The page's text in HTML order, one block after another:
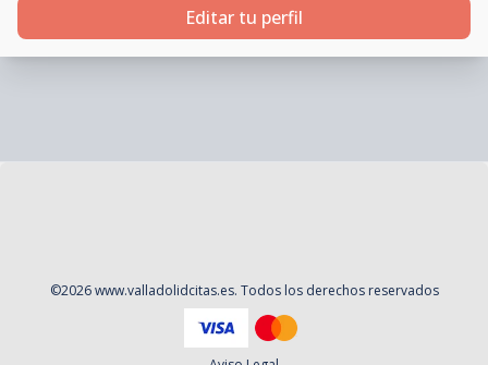
Editar tu perfil
©2026 www.valladolidcitas.es. Todos los derechos reservados